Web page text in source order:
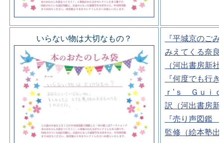
いらない物は大切なもの？
『平城京のご
みえてくる奈
（河出書房新社
『何度でも行
ｒ’ｓ Ｇｕｉ
訳（河出書房新
『売り声図鑑
監修（絵本塾出